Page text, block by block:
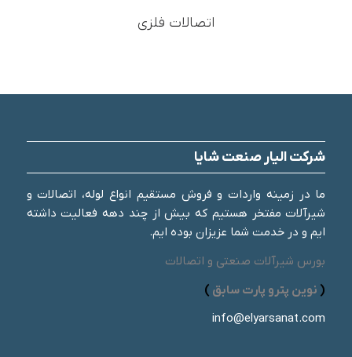
اتصالات فلزی
شرکت الیار صنعت شایا
ما در زمینه واردات و فروش مستقیم انواع لوله، اتصالات و
شیرآلات مفتخر هستیم که بیش از چند دهه فعالیت داشته
ایم و در خدمت شما عزیزان بوده ایم.
بورس شیرآلات صنعتی و اتصالات
( نوین پترو پارت سابق )
info@elyarsanat.com